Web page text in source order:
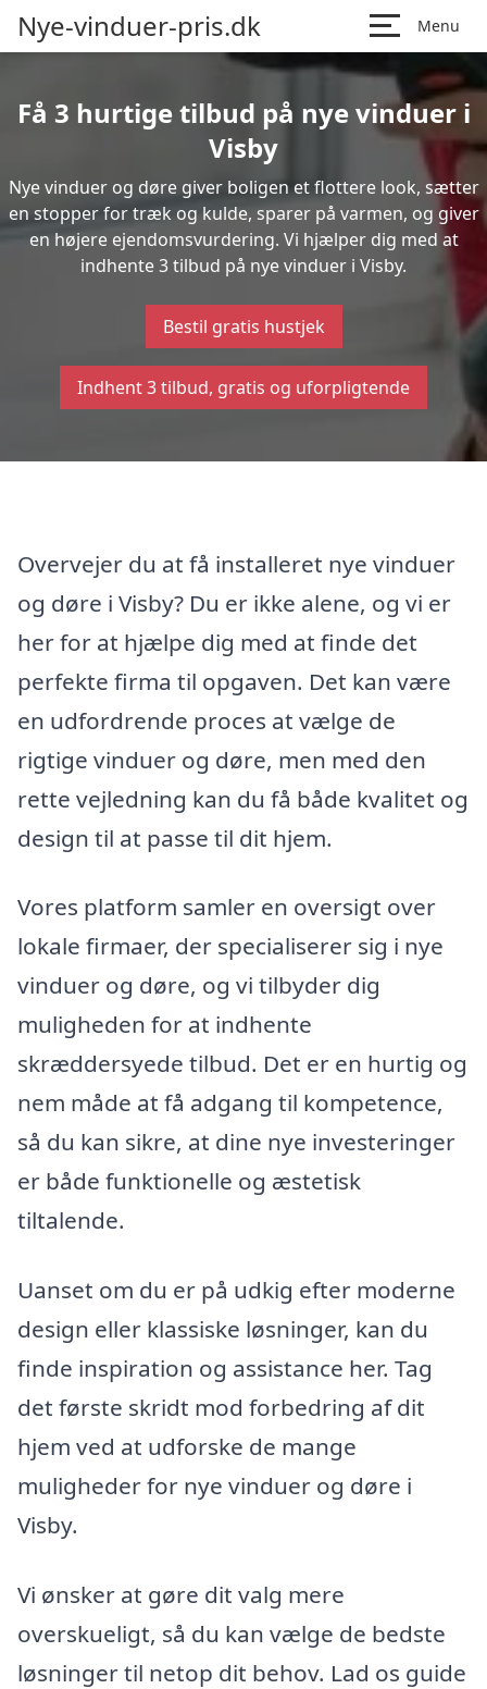
Nye-vinduer-pris.dk Menu
Få 3 hurtige tilbud på nye vinduer i
Visby
Nye vinduer og døre giver boligen et flottere look, sætter
en stopper for træk og kulde, sparer på varmen, og giver
en højere ejendomsvurdering. Vi hjælper dig med at
indhente 3 tilbud på nye vinduer i Visby.
Bestil gratis hustjek
Indhent 3 tilbud, gratis og uforpligtende
Overvejer du at få installeret nye vinduer
og døre i Visby? Du er ikke alene, og vi er
her for at hjælpe dig med at finde det
perfekte firma til opgaven. Det kan være
en udfordrende proces at vælge de
rigtige vinduer og døre, men med den
rette vejledning kan du få både kvalitet og
design til at passe til dit hjem.
Vores platform samler en oversigt over
lokale firmaer, der specialiserer sig i nye
vinduer og døre, og vi tilbyder dig
muligheden for at indhente
skræddersyede tilbud. Det er en hurtig og
nem måde at få adgang til kompetence,
så du kan sikre, at dine nye investeringer
er både funktionelle og æstetisk
tiltalende.
Uanset om du er på udkig efter moderne
design eller klassiske løsninger, kan du
finde inspiration og assistance her. Tag
det første skridt mod forbedring af dit
hjem ved at udforske de mange
muligheder for nye vinduer og døre i
Visby.
Vi ønsker at gøre dit valg mere
overskueligt, så du kan vælge de bedste
løsninger til netop dit behov. Lad os guide